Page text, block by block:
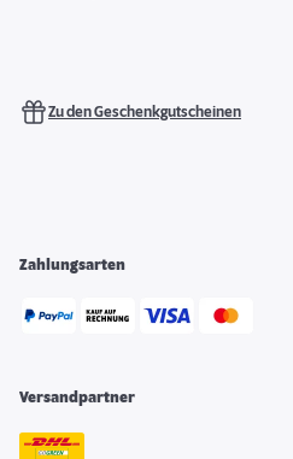
Zu den Geschenkgutscheinen
Zahlungsarten
Versandpartner